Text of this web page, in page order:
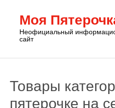
Моя
Неофициальный
сайт
Товары
пятерочке на